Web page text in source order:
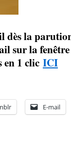
dès la
sur la
en 1 clic ICI
E-mail